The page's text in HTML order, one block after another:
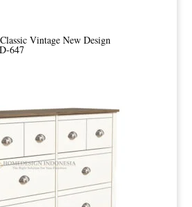
Vintage New Design
647